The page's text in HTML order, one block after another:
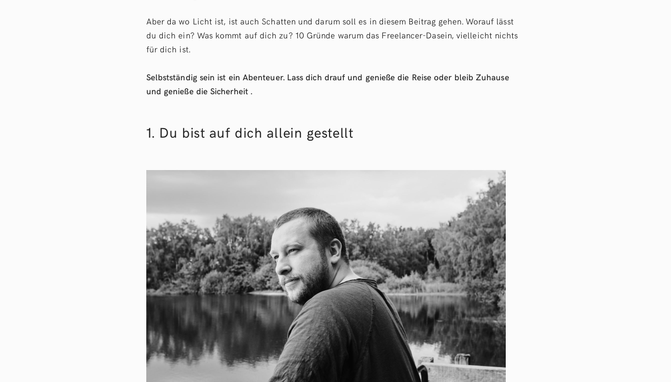
Aber da wo Licht ist, ist auch Schatten und darum soll es in diesem Beitrag gehen. Worauf lässt
du dich ein? Was kommt auf dich zu? 10 Gründe warum das Freelancer-Dasein, vielleicht nichts
für dich ist.
Selbstständig sein ist ein Abenteuer. Lass dich drauf und genieße die Reise oder bleib Zuhause
und genieße die Sicherheit .
1. Du bist auf dich allein gestellt